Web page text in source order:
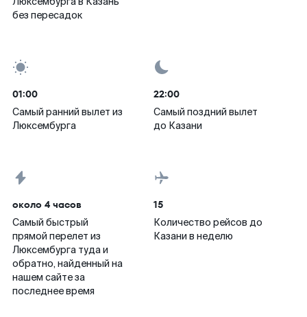
без пересадок
01:00
Самый ранний вылет из
Люксембурга
22:00
Самый поздний вылет
до Казани
около 4 часов
Самый быстрый
прямой перелет из
Люксембурга туда и
обратно, найденный на
нашем сайте за
последнее время
15
Количество рейсов до
Казани в неделю